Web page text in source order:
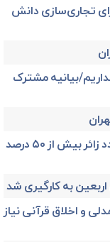
تجاری‌سازی دانش
بیانیه مشترک
رئیس ستاد مرکزی اربعین: سهم مهران از تردد زائر بیش از ۵۰ درصد
و اخلاق قرآنی نیاز